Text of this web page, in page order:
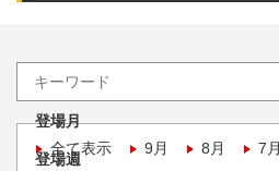
登場月
全て表示
9月 8月 7月
登場週